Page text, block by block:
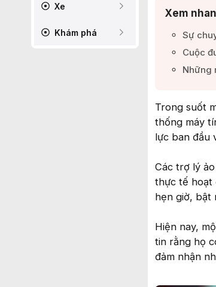
Xe
Khám phá
Xem
Sự
Cuộc
Những
Trong suốt
thống máy
lực ban đầu
Các trợ lý
thực tế hoạt
hẹn giờ, bật
Hiện nay,
tin rằng họ
đảm nhận